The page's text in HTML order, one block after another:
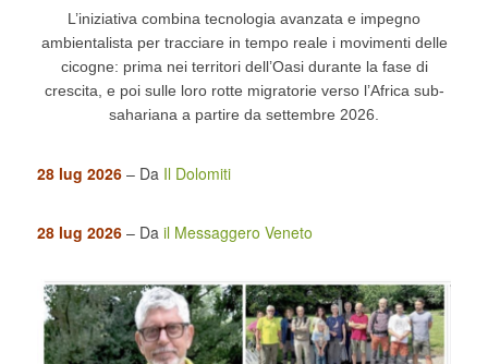
L’iniziativa combina tecnologia avanzata e impegno
ambientalista per tracciare in tempo reale i movimenti delle
cicogne: prima nei territori dell’Oasi durante la fase di
crescita, e poi sulle loro rotte migratorie verso l’Africa sub-
sahariana a partire da settembre 2026.
28 lug 2026 – Da Il Dolomiti
28 lug 2026 – Da il Messaggero Veneto